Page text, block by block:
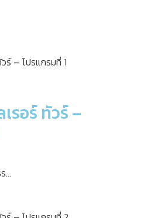
รอร์ ทัวร์ –
...